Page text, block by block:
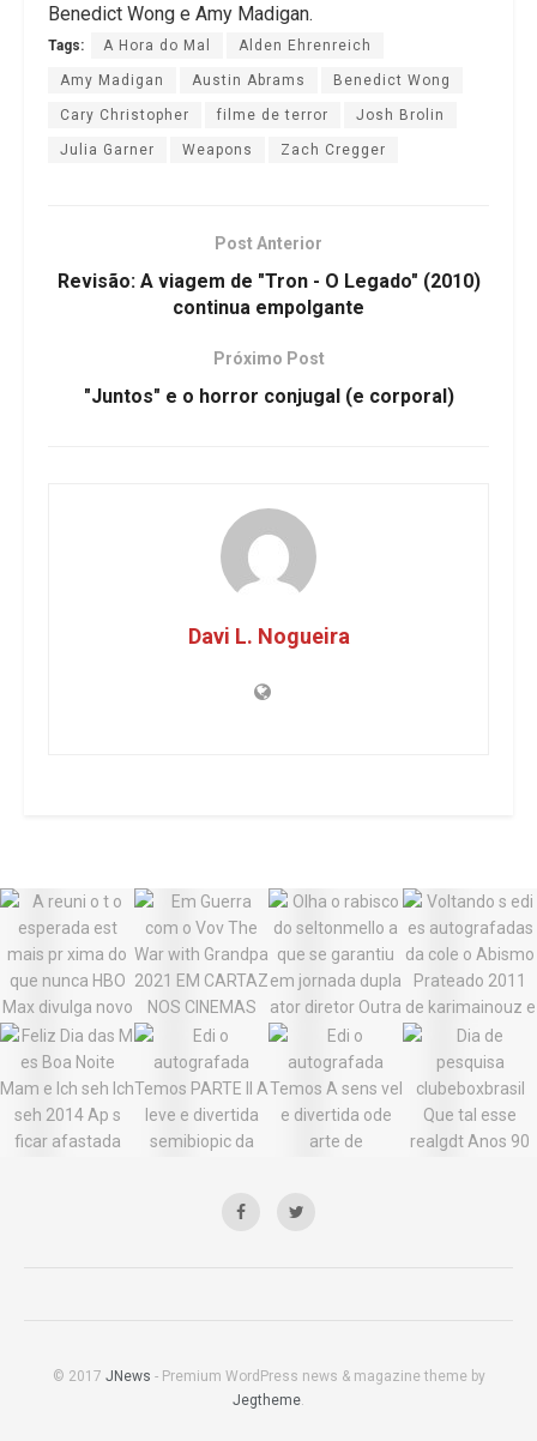
Benedict Wong e Amy Madigan.
Tags: A Hora do Mal Alden Ehrenreich
Amy Madigan Austin Abrams Benedict Wong
Cary Christopher filme de terror Josh Brolin
Julia Garner Weapons Zach Cregger
Post Anterior
Revisão: A viagem de "Tron - O Legado" (2010)
continua empolgante
Próximo Post
"Juntos" e o horror conjugal (e corporal)
Davi L. Nogueira
© 2017 JNews - Premium WordPress news & magazine theme by
Jegtheme